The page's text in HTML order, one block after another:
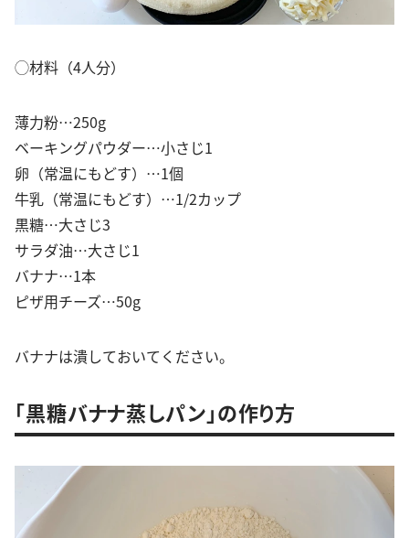
◯材料（4人分）
薄力粉…250g
ベーキングパウダー…小さじ1
卵（常温にもどす）…1個
牛乳（常温にもどす）…1/2カップ
黒糖…大さじ3
サラダ油…大さじ1
バナナ…1本
ピザ用チーズ…50g
バナナは潰しておいてください。
「黒糖バナナ蒸しパン」の作り方